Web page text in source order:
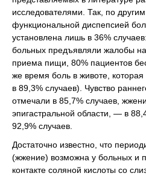
исследователями. Так, по
функциональной диспепсией
установлена лишь в 36%
больных предъявляли жалобы
приема пищи, 80% пациентов
же время боль в животе,
в 89,3% случаев). Чувство
отмечали в 85,7% случаев,
эпигастральной области, — в
92,9% случаев.
Достаточно известно, что
(жжение) возможна у больных и
контакте соляной кислоты со